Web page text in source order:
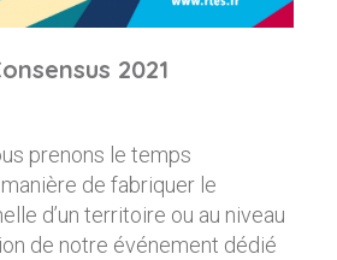
2021
prenons le temps
manière de fabriquer le
d’un territoire ou au niveau
de notre événement dédié